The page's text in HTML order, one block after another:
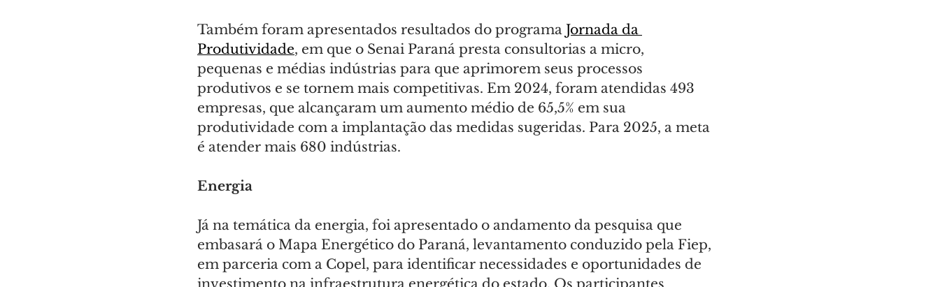
Também foram apresentados resultados do programa Jornada da
Produtividade, em que o Senai Paraná presta consultorias a micro,
pequenas e médias indústrias para que aprimorem seus processos
produtivos e se tornem mais competitivas. Em 2024, foram atendidas 493
empresas, que alcançaram um aumento médio de 65,5% em sua
produtividade com a implantação das medidas sugeridas. Para 2025, a meta
é atender mais 680 indústrias.
Energia
Já na temática da energia, foi apresentado o andamento da pesquisa que
embasará o Mapa Energético do Paraná, levantamento conduzido pela Fiep,
em parceria com a Copel, para identificar necessidades e oportunidades de